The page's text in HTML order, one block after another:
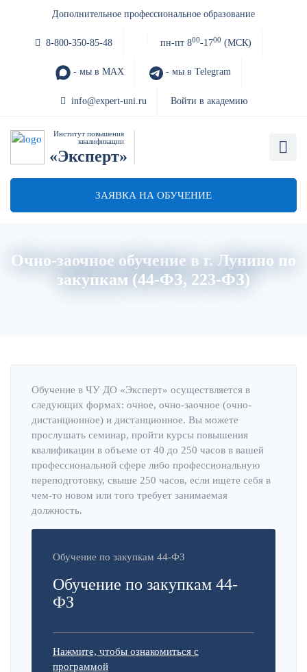
Дополнительное профессиональное образование
8-800-350-85-48 пн-пт 800-1700 (МСК)
- мы в MAX - мы в Telegram
info@expert-uni.ru Войти в академию
Институт повышения
квалификации
«Эксперт»
ЗАЯВКА НА ОБУЧЕНИЕ
Очно-заочное обучение в г. Лунино по
закупкам (44-ФЗ, 223-ФЗ)
Обучение в ЧУ ДО «Эксперт» осуществляется в
следующих формах: очное, очно-заочное (очно-
дистанционное) и дистанционное. Вы можете
прослушать семинар, пройти курсы повышения
квалификации в объеме от 40 до 250 часов в вашей
профессиональной сфере либо профессиональную
переподготовку, свыше 250 часов, если ищете себя в
чем-то новом или того требует занимаемая
должность.
Обучение по закупкам 44-ФЗ
Обучение по закупкам 44-
ФЗ
Нажмите, чтобы ознакомиться с
программой